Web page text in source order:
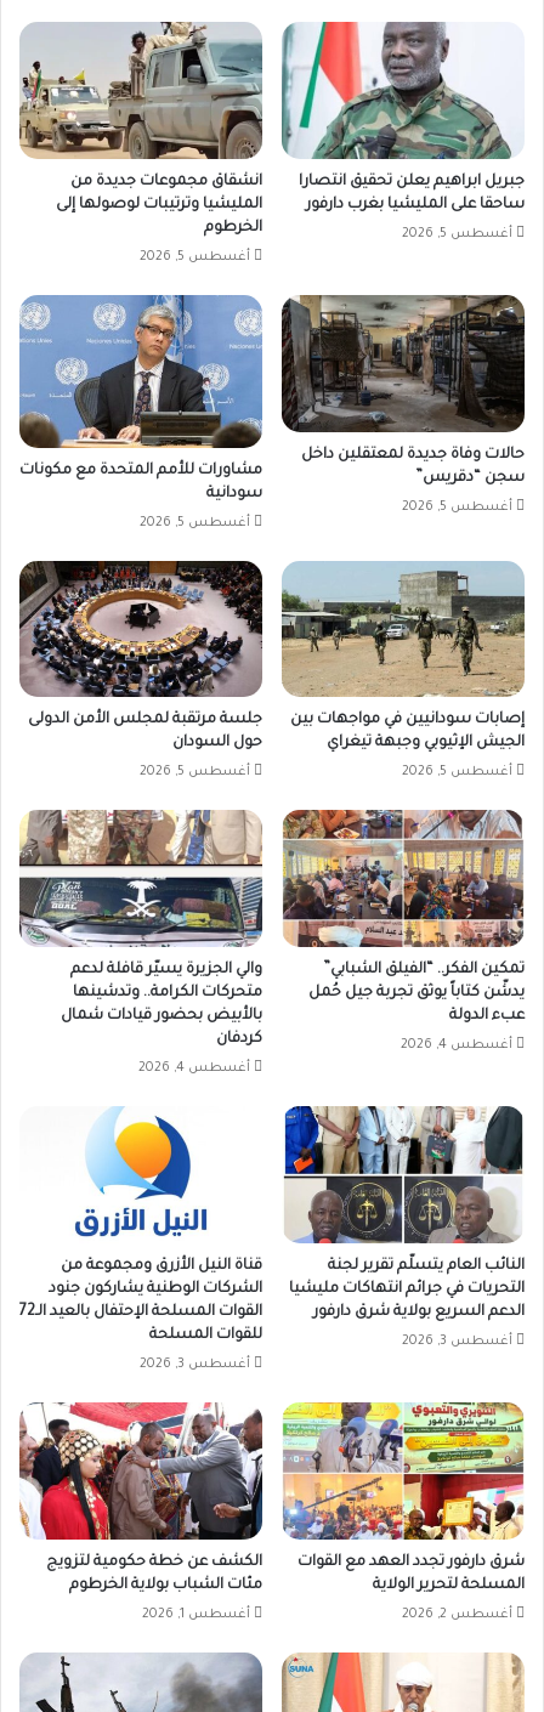
جبريل ابراهيم يعلن تحقيق انتصارا
ساحقا على المليشيا بغرب دارفور
أغسطس 5, 2026
انشقاق مجموعات جديدة من
المليشيا وترتيبات لوصولها إلى
الخرطوم
أغسطس 5, 2026
حالات وفاة جديدة لمعتقلين داخل
سجن “دقريس”
أغسطس 5, 2026
مشاورات للأمم المتحدة مع مكونات
سودانية
أغسطس 5, 2026
إصابات سودانيين في مواجهات بين
الجيش الإثيوبي وجبهة تيغراي
أغسطس 5, 2026
جلسة مرتقبة لمجلس الأمن الدولى
حول السودان
أغسطس 5, 2026
تمكين الفكر.. “الفيلق الشبابي”
يدشّن كتاباً يوثق تجربة جيل حُمل
عبء الدولة
أغسطس 4, 2026
والي الجزيرة يسيّر قافلة لدعم
متحركات الكرامة.. وتدشينها
بالأبيض بحضور قيادات شمال
كردفان
أغسطس 4, 2026
النائب العام يتسلّم تقرير لجنة
التحريات في جرائم انتهاكات مليشيا
الدعم السريع بولاية شرق دارفور
أغسطس 3, 2026
قناة النيل الأزرق ومجموعة من
الشركات الوطنية يشاركون جنود
القوات المسلحة الإحتفال بالعيد الـ72
للقوات المسلحة
أغسطس 3, 2026
شرق دارفور تجدد العهد مع القوات
المسلحة لتحرير الولاية
أغسطس 2, 2026
الكشف عن خطة حكومية لتزويج
مئات الشباب بولاية الخرطوم
أغسطس 1, 2026